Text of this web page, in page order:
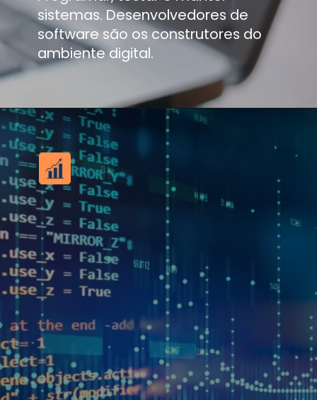
sistemas. Desenvolvedores de
software são os construtores do
ambiente digital.